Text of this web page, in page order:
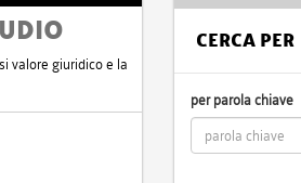
valore giuridico e la
CERCA PER
per parola chiave